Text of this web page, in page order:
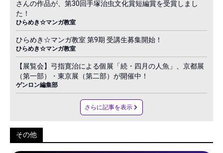
さんの作品が、第30回手塚治虫文化賞短編賞を受賞しまし
た！
ひらめき☆マンガ教室
ひらめき☆マンガ教室 第9期 受講生募集開始！
ひらめき☆マンガ教室
【展覧会】弓指寛治による個展「続・四月の人魚」、京都展
（第一部）・東京展（第二部）が開催中！
ゲンロン編集部
さらに記事を表示
その他